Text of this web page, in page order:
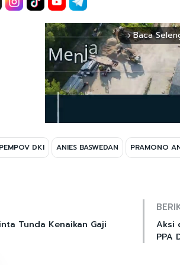
arrow_forward_ios Baca
PEMPOV DKI ANIES BASWEDAN PRAMONO
Tunda Kenaikan Gaji
Aksi
PPA